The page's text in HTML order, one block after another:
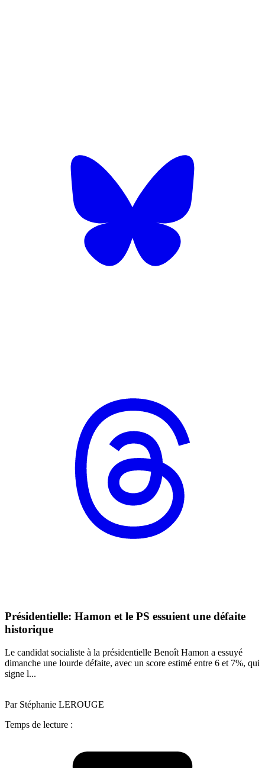
Présidentielle: Hamon et le PS essuient une défaite
historique
Le candidat socialiste à la présidentielle Benoît Hamon a essuyé
dimanche une lourde défaite, avec un score estimé entre 6 et 7%, qui
signe l...
Par Stéphanie LEROUGE
Temps de lecture :